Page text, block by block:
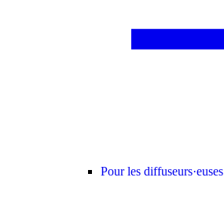
Pour les diffuseurs·euses